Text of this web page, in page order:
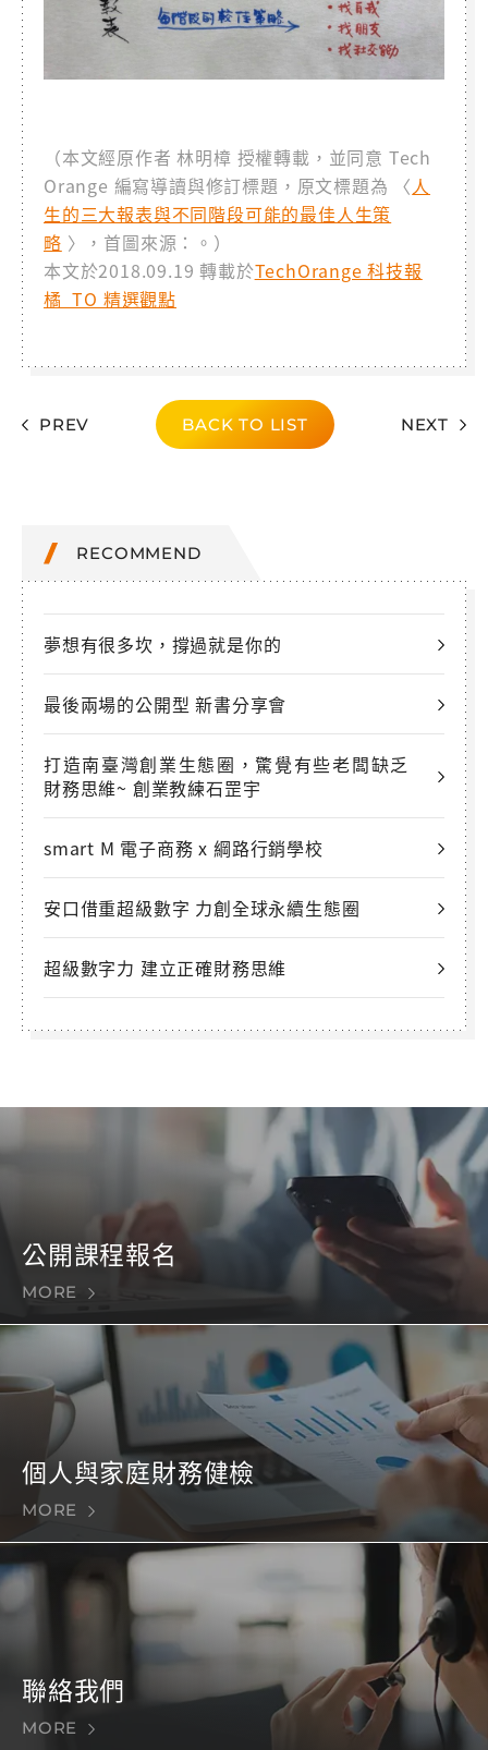
（本文經原作者 林明樟 授權轉載，並同意 Tech
Orange 編寫導讀與修訂標題，原文標題為 〈人
生的三大報表與不同階段可能的最佳人生策
略 〉，首圖來源：。）
本文於2018.09.19 轉載於TechOrange 科技報
橘 TO 精選觀點
PREV BACK TO LIST NEXT
RECOMMEND
夢想有很多坎，撐過就是你的
最後兩場的公開型 新書分享會
打造南臺灣創業生態圈，驚覺有些老闆缺乏
財務思維~ 創業教練石罡宇
smart M 電子商務 x 綱路行銷學校
安口借重超級數字 力創全球永續生態圈
超級數字力 建立正確財務思維
公開課程報名
MORE
個人與家庭財務健檢
MORE
聯絡我們
MORE